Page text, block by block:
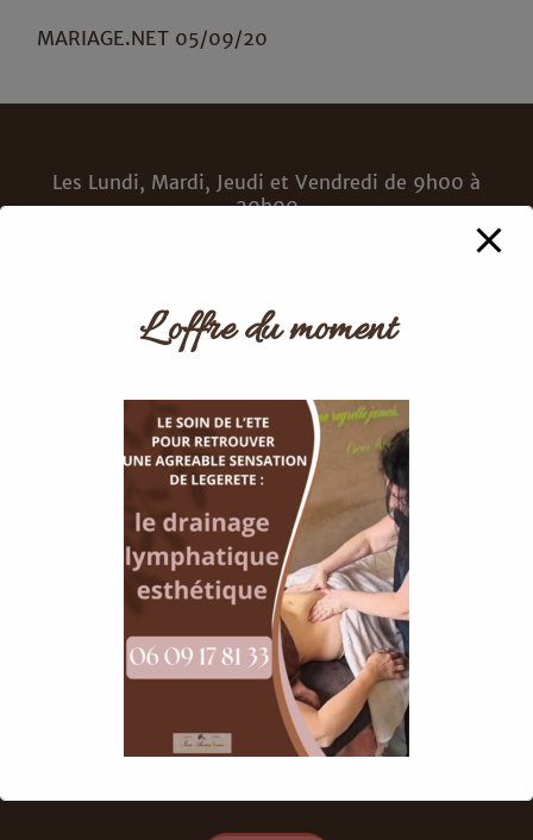
MARIAGE.NET 05/09/20
Les Lundi, Mardi, Jeudi et Vendredi de 9h00 à
20h00
Mail : inma.delahorra@free.fr
Tél. 06 09 17 81 33
L’offre du moment